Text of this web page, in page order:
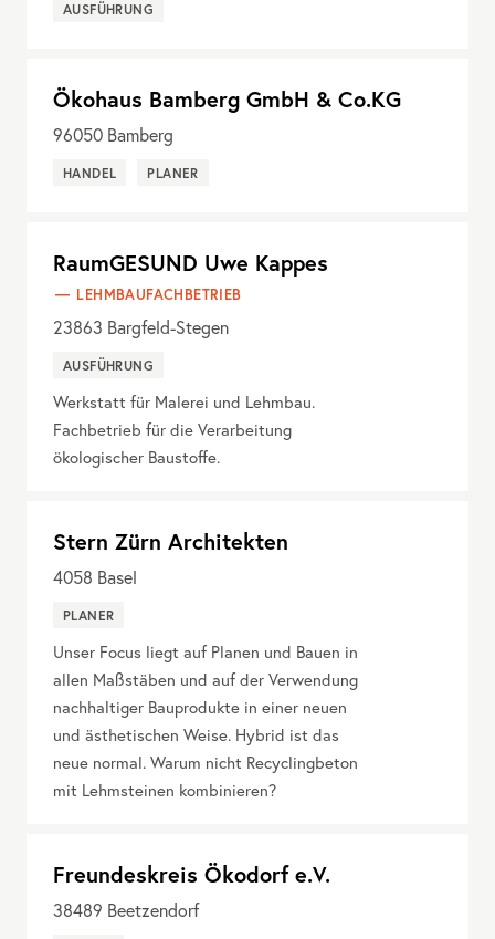
AUSFÜHRUNG
Ökohaus Bamberg GmbH & Co.KG
96050 Bamberg
HANDEL PLANER
RaumGESUND Uwe Kappes
LEHMBAUFACHBETRIEB
23863 Bargfeld-Stegen
AUSFÜHRUNG
Werkstatt für Malerei und Lehmbau.
Fachbetrieb für die Verarbeitung
ökologischer Baustoffe.
Stern Zürn Architekten
4058 Basel
PLANER
Unser Focus liegt auf Planen und Bauen in
allen Maßstäben und auf der Verwendung
nachhaltiger Bauprodukte in einer neuen
und ästhetischen Weise. Hybrid ist das
neue normal. Warum nicht Recyclingbeton
mit Lehmsteinen kombinieren?
Freundeskreis Ökodorf e.V.
38489 Beetzendorf